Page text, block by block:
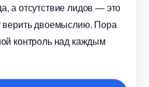
а отсутствие лидов — это
верить двоемыслию. Пора
контроль над каждым